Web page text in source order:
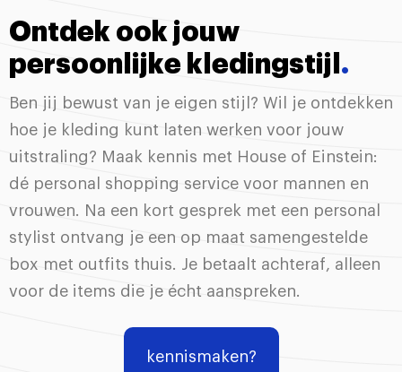
Ontdek ook jouw
persoonlijke kledingstijl .
Ben jij bewust van je eigen stijl? Wil je ontdekken
hoe je kleding kunt laten werken voor jouw
uitstraling? Maak kennis met House of Einstein:
dé personal shopping service voor mannen en
vrouwen. Na een kort gesprek met een personal
stylist ontvang je een op maat samengestelde
box met outfits thuis. Je betaalt achteraf, alleen
voor de items die je écht aanspreken.
kennismaken?